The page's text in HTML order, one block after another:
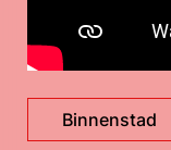
Binnenstad